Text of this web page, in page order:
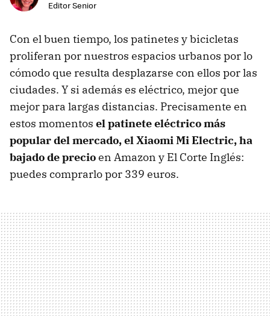
Editor Senior
Con el buen tiempo, los patinetes y bicicletas
proliferan por nuestros espacios urbanos por lo
cómodo que resulta desplazarse con ellos por las
ciudades. Y si además es eléctrico, mejor que
mejor para largas distancias. Precisamente en
estos momentos el patinete eléctrico más
popular del mercado, el Xiaomi Mi Electric, ha
bajado de precioen Amazon y El Corte Inglés:
puedes comprarlo por 339 euros.